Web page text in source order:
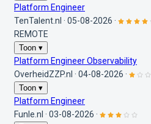
Platform Engineer
TenTalent.nl · 05-08-2026 ·
REMOTE
Toon ▾
Platform Engineer Observability
OverheidZZP.nl · 04-08-2026 ·
Toon ▾
Platform Engineer
Funle.nl · 03-08-2026 ·